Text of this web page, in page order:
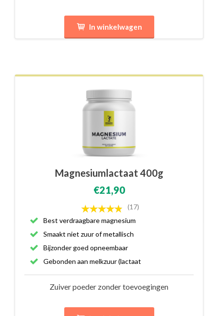
In winkelwagen
Magnesiumlactaat 400g
€21,90
(17)
Best verdraagbare magnesium
Smaakt niet zuur of metallisch
Bijzonder goed opneembaar
Gebonden aan melkzuur (lactaat
Zuiver poeder zonder toevoegingen